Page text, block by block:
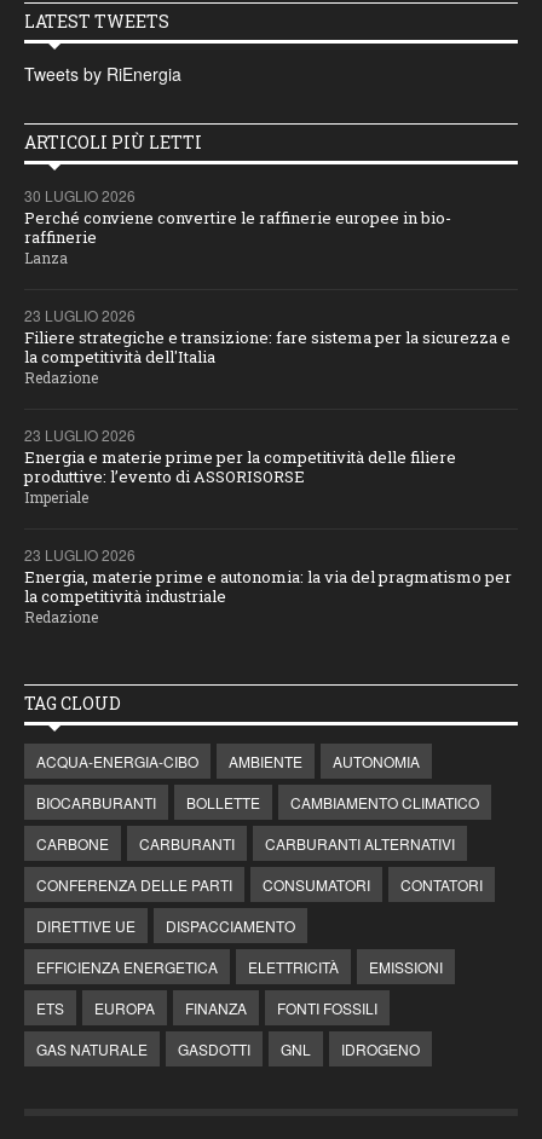
LATEST TWEETS
Tweets by RiEnergia
ARTICOLI PIÙ LETTI
30 LUGLIO 2026
Perché conviene convertire le raffinerie europee in bio-
raffinerie
Lanza
23 LUGLIO 2026
Filiere strategiche e transizione: fare sistema per la sicurezza e
la competitività dell'Italia
Redazione
23 LUGLIO 2026
Energia e materie prime per la competitività delle filiere
produttive: l’evento di ASSORISORSE
Imperiale
23 LUGLIO 2026
Energia, materie prime e autonomia: la via del pragmatismo per
la competitività industriale
Redazione
TAG CLOUD
ACQUA-ENERGIA-CIBO AMBIENTE
AUTONOMIA
BIOCARBURANTI
BOLLETTE
CAMBIAMENTO CLIMATICO
CARBONE
CARBURANTI
CARBURANTI ALTERNATIVI
CONFERENZA DELLE PARTI
CONSUMATORI
CONTATORI
DIRETTIVE UE
DISPACCIAMENTO
EFFICIENZA ENERGETICA
ELETTRICITÀ
EMISSIONI
ETS
EUROPA FINANZA
FONTI FOSSILI
GAS NATURALE
GASDOTTI GNL IDROGENO